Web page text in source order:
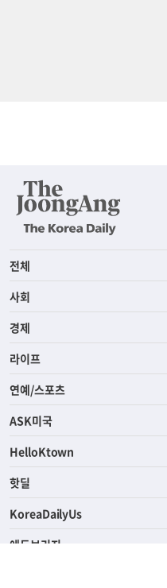
전체
사회
경제
라이프
연예/스포츠
ASK미국
HelloKtown
핫딜
KoreaDailyUs
에듀브리지